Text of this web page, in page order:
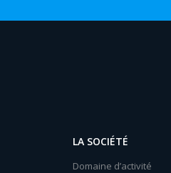
LA SOCIÉTÉ
Domaine d’activité